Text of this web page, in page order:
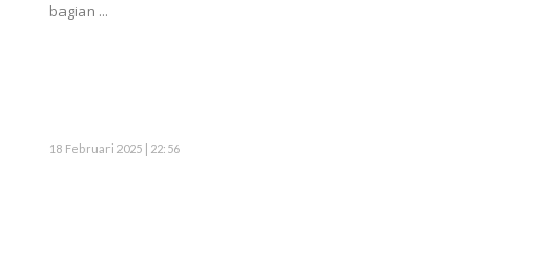
bagian ...
18 Februari 2025 | 22:56